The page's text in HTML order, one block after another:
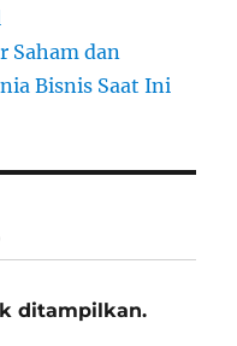
Saham dan
Bisnis Saat Ini
ditampilkan.